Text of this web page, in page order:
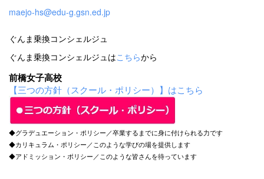
maejo-hs@edu-g.gsn.ed.jp
ぐんま乗換コンシェルジュ
ぐんま乗換コンシェルジュはこちらから
前橋女子高校
【三つの方針（スクール・ポリシー）】はこちら
◆グラデュエーション・ポリシー／卒業するまでに身に付けられる力です
◆カリキュラム・ポリシー／このような学びの場を提供します
◆アドミッション・ポリシー／このような皆さんを待っています